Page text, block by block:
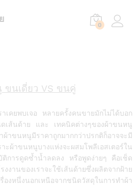
0
ขนเดี่ยว VS ขนคู่
เคยพบเจอ หลายครั้งคนขายมักไม่ได้บอก
เส้นด้าย และ เทคนิคต่างๆของผ้าขนหนู
ผ้าขนหนูมีราคาถูกมากกว่าปรกติก็อาจจะมี
ะผ้าขนหนูบางแห่งจะผสมโพลีเอสเตอร์ใน
การดูดซ้ำน้ำลดลง หรือพูดง่ายๆ คือเช็ด
ของเราจะใช้เส้นด้ายซึ่งผลิตจากฝ้าย
รื่องหนึ่งนอกเหนือจากชนิดวัสดุในการทำผ้า